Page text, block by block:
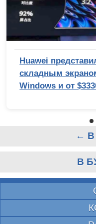
Huawei
складным
Windows и от
←
В